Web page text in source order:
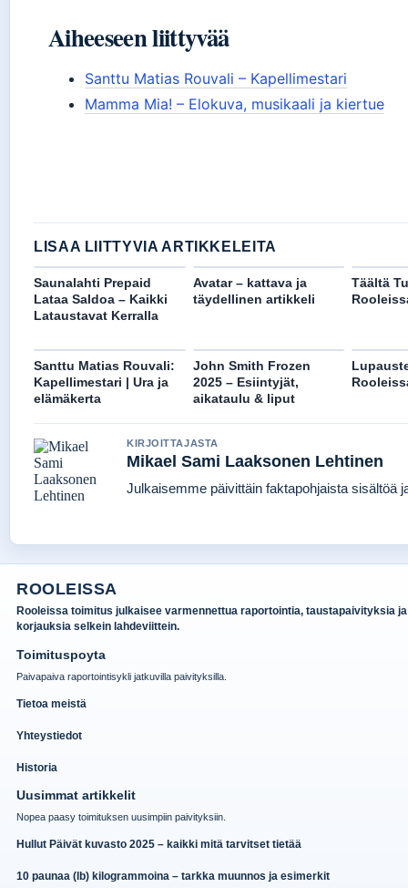
Aiheeseen liittyvää
Santtu Matias Rouvali – Kapellimestari
Mamma Mia! – Elokuva, musikaali ja kiertue
LISAA LIITTYVIA ARTIKKELEITA
Saunalahti Prepaid
Lataa Saldoa – Kaikki
Lataustavat Kerralla
Avatar – kattava ja
täydellinen artikkeli
Täältä
Santtu Matias Rouvali:
Kapellimestari | Ura ja
elämäkerta
John Smith Frozen
2025 – Esiintyjät,
aikataulu & liput
KIRJOITTAJASTA
Mikael Sami Laaksonen Lehtinen
Julkaisemme päivittäin faktapohjaista sisältöä
ROOLEISSA
Rooleissa toimitus julkaisee varmennettua raportointia, taustapaivityksia ja
korjauksia selkein lahdeviittein.
Toimituspoyta
Paivapaiva raportointisykli jatkuvilla paivityksilla.
Tietoa meistä
Yhteystiedot
Historia
Uusimmat artikkelit
Nopea paasy toimituksen uusimpiin paivityksiin.
Hullut Päivät kuvasto 2025 – kaikki mitä tarvitset tietää
10 paunaa (lb) kilogrammoina – tarkka muunnos ja esimerkit